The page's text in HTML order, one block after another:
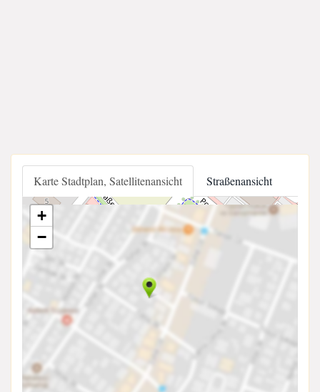
Karte Stadtplan, Satellitenansicht Straßenansicht
+
−